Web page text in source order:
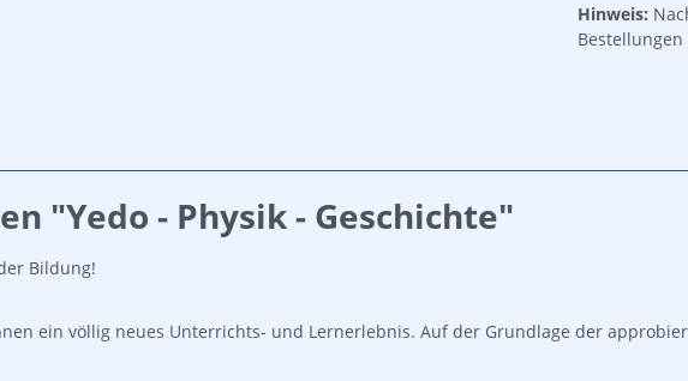
Hinweis:
"Yedo - Physik - Geschichte"
Bildung!
ein völlig neues Unterrichts- und Lernerlebnis. Auf der Grundlage der